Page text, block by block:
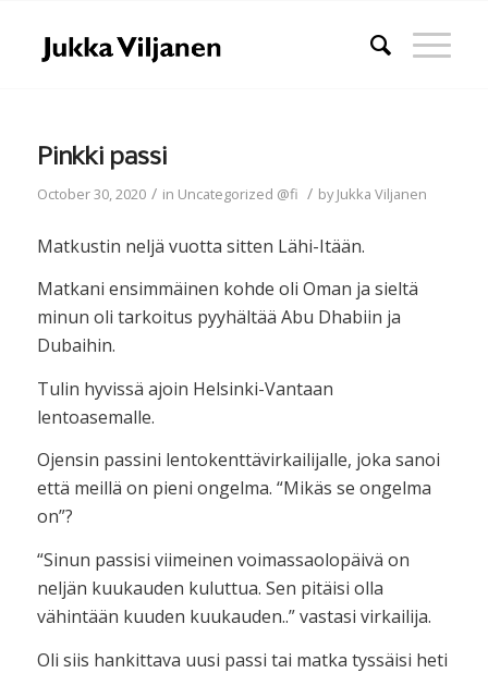
Pinkki passi
October 30, 2020 / in Uncategorized @fi / byJukka Viljanen
Matkustin neljä vuotta sitten Lähi-Itään.
Matkani ensimmäinen kohde oli Oman ja sieltä
minun oli tarkoitus pyyhältää Abu Dhabiin ja
Dubaihin.
Tulin hyvissä ajoin Helsinki-Vantaan
lentoasemalle.
Ojensin passini lentokenttävirkailijalle, joka sanoi
että meillä on pieni ongelma. “Mikäs se ongelma
on”?
“Sinun passisi viimeinen voimassaolopäivä on
neljän kuukauden kuluttua. Sen pitäisi olla
vähintään kuuden kuukauden..” vastasi virkailija.
Oli siis hankittava uusi passi tai matka tyssäisi heti